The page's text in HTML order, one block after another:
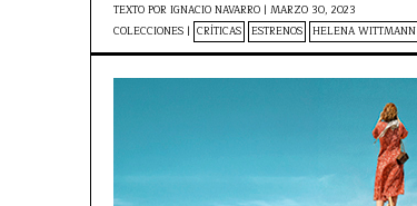
TEXTO POR IGNACIO NAVARRO | MARZO 30, 2023
COLECCIONES | CRÍTICAS ESTRENOS HELENA WITTMANN